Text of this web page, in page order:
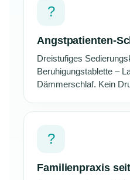
?
Angstpatienten-
Dreistufiges
Beruhigungstablette –
Dämmerschlaf. Kein
?
Familienpraxis